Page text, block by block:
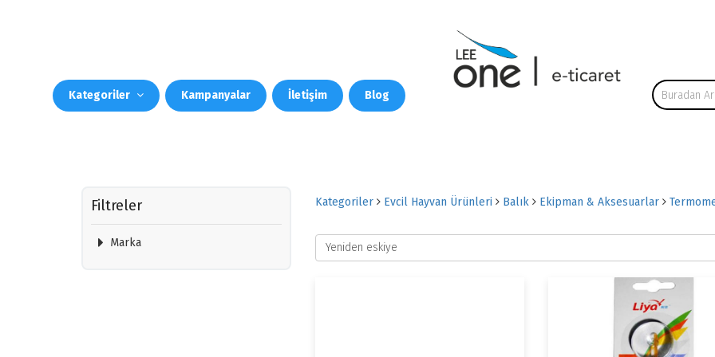
Kategoriler Kampanyalar İletişim Blog
Filtreler
Marka
Kategoriler Evcil Hayvan Ürünleri Balık Ekipman & Aksesuarlar